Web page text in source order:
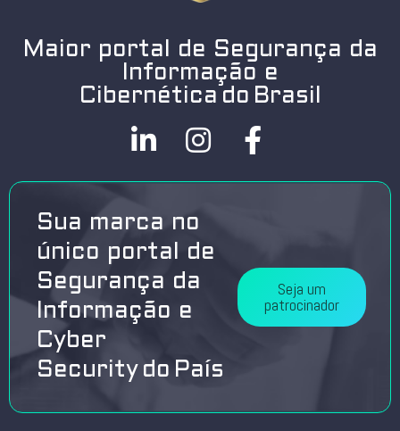
Maior portal de Segurança da
Informação e
Cibernética do Brasil
Sua marca no
único portal de
Segurança da
Informação e
Cyber
Security do País
Seja um
patrocinador